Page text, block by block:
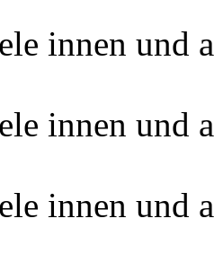
innen und
innen und
innen und